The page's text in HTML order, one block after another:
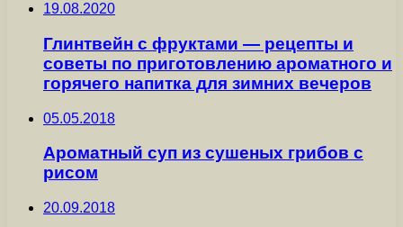
19.08.2020
Глинтвейн с фруктами — рецепты и
советы по приготовлению ароматного и
горячего напитка для зимних вечеров
05.05.2018
Ароматный суп из сушеных грибов с
рисом
20.09.2018